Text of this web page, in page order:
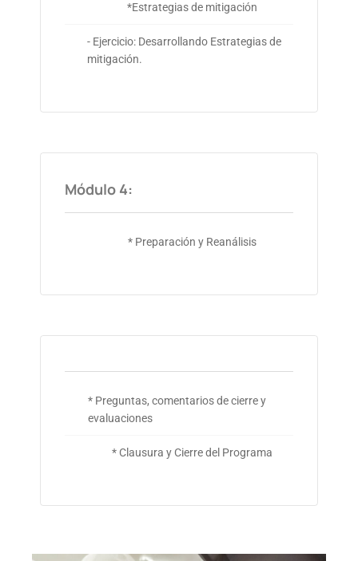
*Estrategias de mitigación
- Ejercicio: Desarrollando Estrategias de
mitigación.
Módulo 4:
* Preparación y Reanálisis
* Preguntas, comentarios de cierre y
evaluaciones
* Clausura y Cierre del Programa